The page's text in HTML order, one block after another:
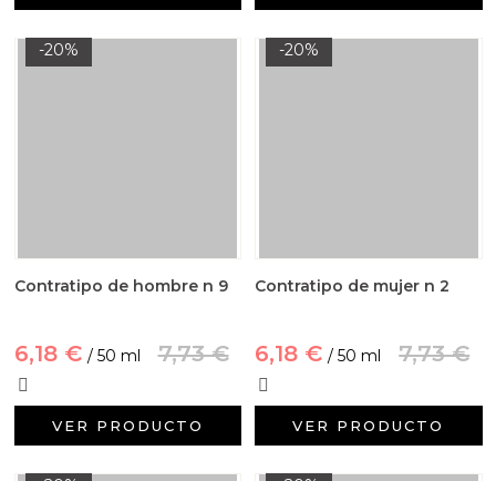
-20%
Contratipo de hombre n 9
6,18 € / 50 ml 7,73 €
VER PRODUCTO
-20%
Contratipo de mujer n 2
6,18 € / 50 ml 7,73 €
VER PRODUCTO